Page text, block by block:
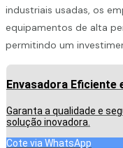
industriais usadas, os
equipamentos de alta
permitindo um
Envasadora Eficiente
Garanta a qualidade e
solução inovadora.
Cote via WhatsApp